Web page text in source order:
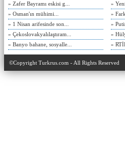
» Zafer Bayramı eskisi g...
» Osman'ın mühimi...
» 1 Nisan arifesinde son...
» Çekoslovakyalılaştıram...
» Banyo bahane, sosyalle...
»
»
»
»
»
©Copyright Turkrus.com - All Rights Reserved